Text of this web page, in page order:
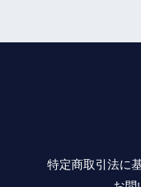
特定商取引法に